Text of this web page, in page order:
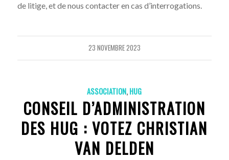
de litige, et de nous contacter en cas d’interrogations.
23 NOVEMBRE 2023
ASSOCIATION,HUG
CONSEIL D’ADMINISTRATION
DES HUG : VOTEZ CHRISTIAN
VAN DELDEN